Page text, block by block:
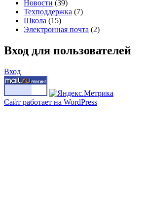
Новости (39)
Техподдержка (7)
Школа (15)
Электронная почта (2)
Вход для пользователей
Вход
Сайт работает на WordPress